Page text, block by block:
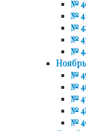
№
№
№
№
№
Ноябрь
№
№
№
№
№